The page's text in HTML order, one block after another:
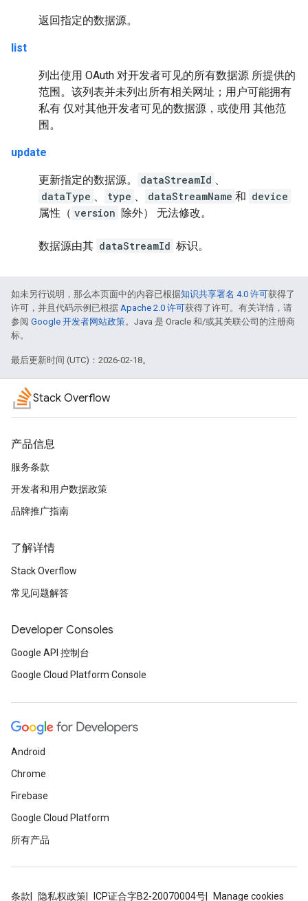
返回指定的数据源。
list
列出使用 OAuth 对开发者可见的所有数据源 所提供的
范围。该列表并未列出所有相关网址；用户可能拥有
私有 仅对其他开发者可见的数据源，或使用 其他范
围。
update
更新指定的数据源。 dataStreamId 、
dataType 、 type 、 dataStreamName 和 device
属性（ version 除外） 无法修改。
数据源由其 dataStreamId 标识。
如未另行说明，那么本页面中的内容已根据知识共享署名 4.0 许可获得了
许可，并且代码示例已根据 Apache 2.0 许可获得了许可。有关详情，请
参阅 Google 开发者网站政策。Java 是 Oracle 和/或其关联公司的注册商
标。
最后更新时间 (UTC)：2026-02-18。
Stack Overflow
产品信息
服务条款
开发者和用户数据政策
品牌推广指南
了解详情
Stack Overflow
常见问题解答
Developer Consoles
Google API 控制台
Google Cloud Platform Console
Android
Chrome
Firebase
Google Cloud Platform
所有产品
条款 隐私权政策 ICP证合字B2-20070004号 Manage cookies